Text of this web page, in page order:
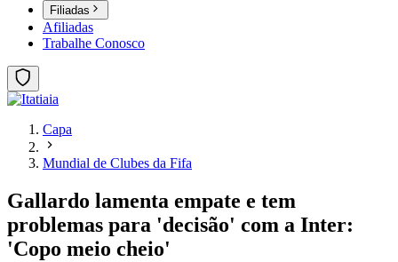
Filiadas
Afiliadas
Trabalhe Conosco
Capa
Mundial de Clubes da Fifa
Gallardo lamenta empate e tem
problemas para 'decisão' com a Inter:
'Copo meio cheio'